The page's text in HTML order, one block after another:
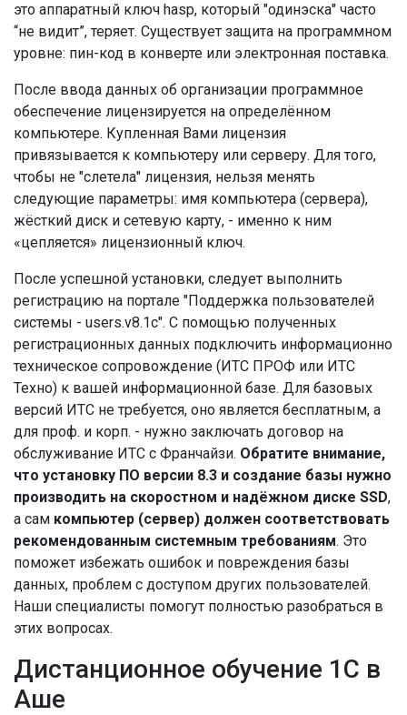
это аппаратный ключ hasp, который "одинэска" часто
“не видит”, теряет. Существует защита на программном
уровне: пин-код в конверте или электронная поставка.
После ввода данных об организации программное
обеспечение лицензируется на определённом
компьютере. Купленная Вами лицензия
привязывается к компьютеру или серверу. Для того,
чтобы не "слетела" лицензия, нельзя менять
следующие параметры: имя компьютера (сервера),
жёсткий диск и сетевую карту, - именно к ним
«цепляется» лицензионный ключ.
После успешной установки, следует выполнить
регистрацию на портале "Поддержка пользователей
системы - users.v8.1c". С помощью полученных
регистрационных данных подключить информационно
техническое сопровождение (ИТС ПРОФ или ИТС
Техно) к вашей информационной базе. Для базовых
версий ИТС не требуется, оно является бесплатным, а
для проф. и корп. - нужно заключать договор на
обслуживание ИТС с Франчайзи. Обратите внимание,
что установку ПО версии 8.3 и создание базы нужно
производить на скоростном и надёжном диске SSD,
а сам компьютер (сервер) должен соответствовать
рекомендованным системным требованиям. Это
поможет избежать ошибок и повреждения базы
данных, проблем с доступом других пользователей.
Наши специалисты помогут полностью разобраться в
этих вопросах.
Дистанционное обучение 1С в
Аше